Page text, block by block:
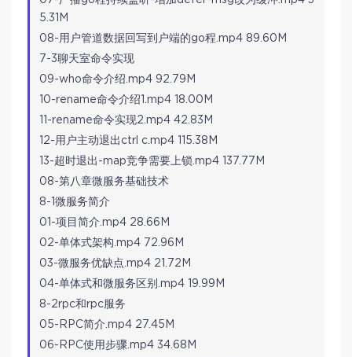
5.31M
08-用户管道数据回写到户端的go程.mp4 89.60M
7-3聊天室命令实现
09-who命令介绍.mp4 92.79M
10-rename命令介绍1.mp4 18.00M
11-rename命令实现2.mp4 42.83M
12-用户主动退出ctrl c.mp4 115.38M
13-超时退出-map竞争需要上锁.mp4 137.77M
08-第八章微服务基础技术
8-1微服务简介
01-项目简介.mp4 28.66M
02-单体式架构.mp4 72.96M
03-微服务优缺点.mp4 21.72M
04-单体式和微服务区别.mp4 19.99M
8-2rpc和rpc服务
05-RPC简介.mp4 27.45M
06-RPC使用步骤.mp4 34.68M